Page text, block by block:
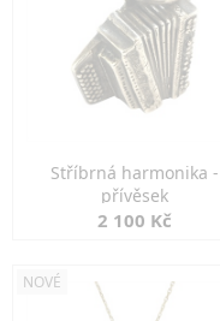
Stříbrná harmonika -
přívěsek
2 100 Kč
NOVÉ